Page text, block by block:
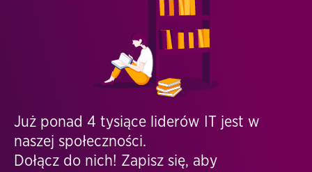
Już ponad 4 tysiące liderów IT jest w
naszej społeczności.
Dołącz do nich! Zapisz się, aby